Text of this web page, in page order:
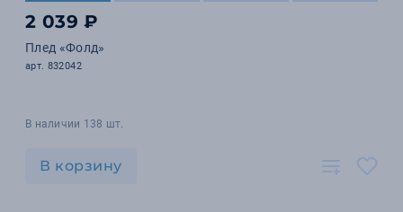
2 039 ₽
Плед «Фолд»
арт. 832042
В наличии 138 шт.
В корзину